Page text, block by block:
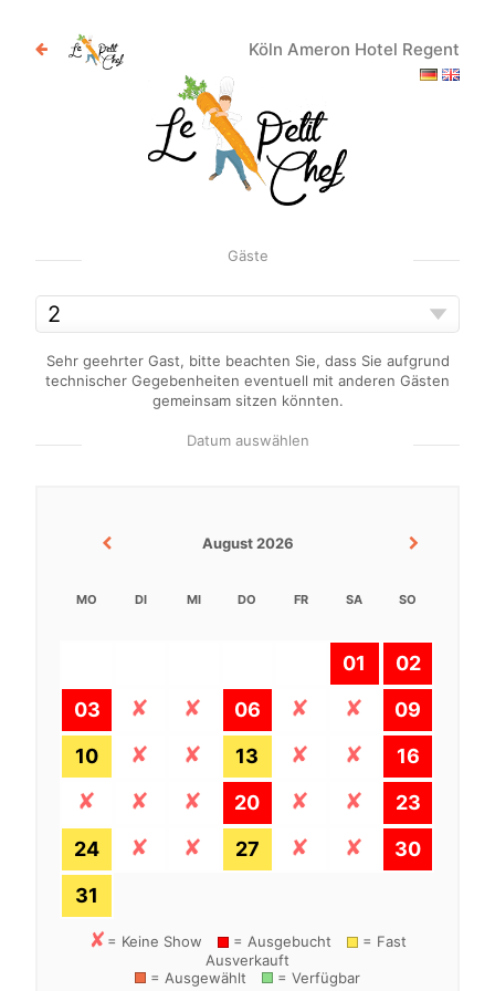
Köln Ameron Hotel Regent
Gäste
Sehr geehrter Gast, bitte beachten Sie, dass Sie aufgrund
technischer Gegebenheiten eventuell mit anderen Gästen
gemeinsam sitzen könnten.
Datum auswählen
August 2026
MO DI MI DO FR SA SO
01
02
03
06
09
10
13
16
20
23
24
27
30
31
= Keine Show = Ausgebucht
= Fast
Ausverkauft
= Ausgewählt
= Verfügbar